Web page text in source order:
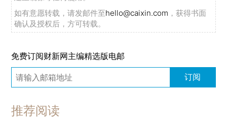
如有意愿转载，请发邮件至hello@caixin.com ，获得书面
确认及授权后，方可转载。
免费订阅财新网主编精选版电邮
订阅
推荐阅读